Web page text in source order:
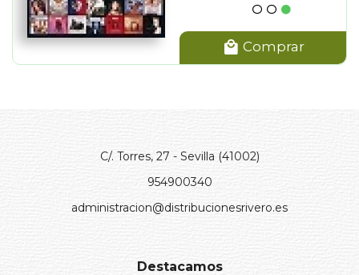
Comprar
C/. Torres, 27 - Sevilla (41002)
954900340
administracion@distribucionesrivero.es
Destacamos